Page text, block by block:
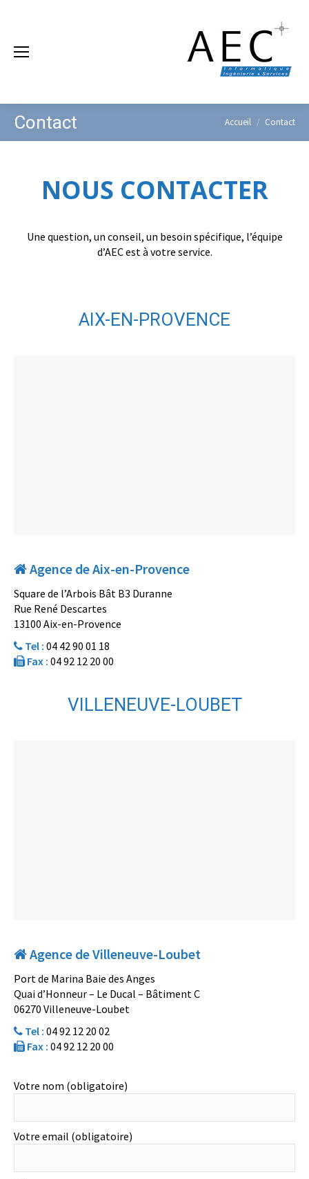
Contact Accueil Contact
NOUS CONTACTER
Une question, un conseil, un besoin spécifique, l’équipe
d’AEC est à votre service.
AIX-EN-PROVENCE
Agence de Aix-en-Provence
Square de l’Arbois Bât B3 Duranne
Rue René Descartes
13100 Aix-en-Provence
Tel : 04 42 90 01 18
Fax : 04 92 12 20 00
VILLENEUVE-LOUBET
Agence de Villeneuve-Loubet
Port de Marina Baie des Anges
Quai d’Honneur – Le Ducal – Bâtiment C
06270 Villeneuve-Loubet
Tel : 04 92 12 20 02
Fax : 04 92 12 20 00
Votre nom (obligatoire)
Votre email (obligatoire)